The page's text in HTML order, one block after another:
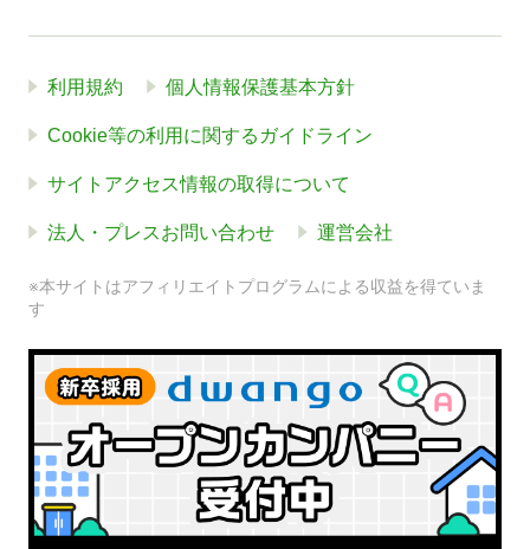
利用規約 個人情報保護基本方針
Cookie等の利用に関するガイドライン
サイトアクセス情報の取得について
法人・プレスお問い合わせ 運営会社
※本サイトはアフィリエイトプログラムによる収益を得ていま
す